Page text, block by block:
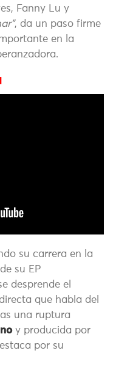
Fanny Lu y
, da un paso firme
en la
su carrera en la
su EP
desprende el
que habla del
una ruptura
y producida por
por su